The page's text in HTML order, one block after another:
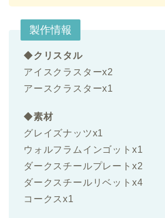
製作情報
◆クリスタル
アイスクラスターx2
アースクラスターx1
◆素材
グレイズナッツx1
ウォルフラムインゴットx1
ダークスチールプレートx2
ダークスチールリベットx4
コークスx1